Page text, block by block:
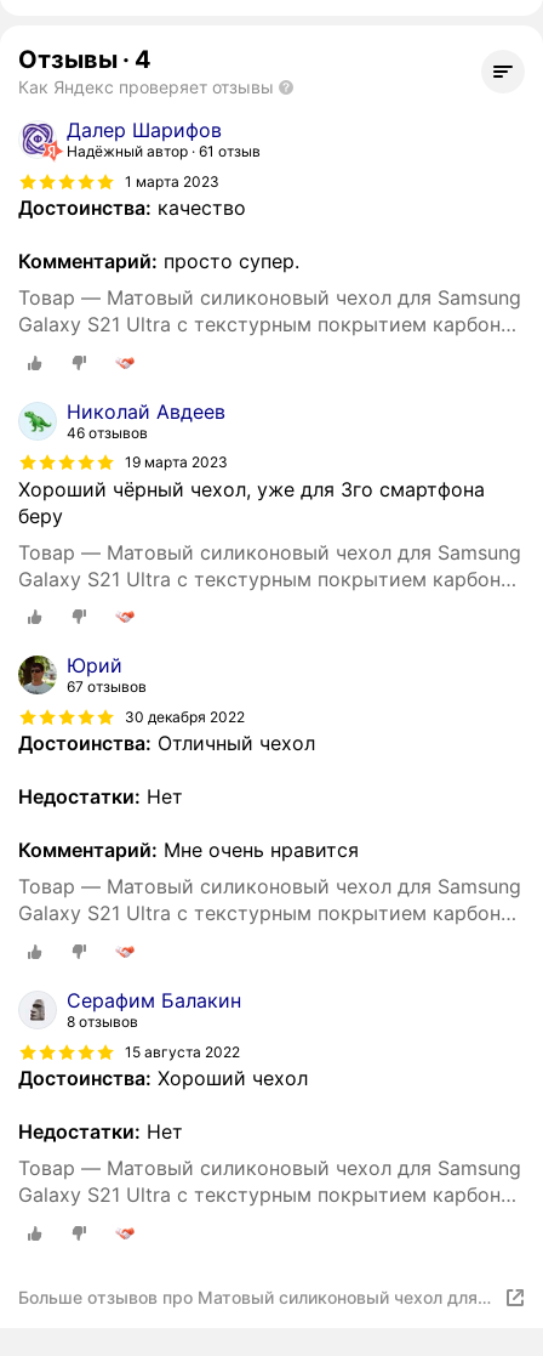
Отзывы · 4
Как Яндекс проверяет отзывы
Далер Шарифов
Надёжный автор 61 отзыв
1 марта 2023
Достоинства: качество
Комментарий: просто супер.
Товар — Матовый силиконовый чехол для Samsung
Galaxy S21 Ultra с текстурным покрытием карбон
черный
Николай Авдеев
46 отзывов
19 марта 2023
Хороший чёрный чехол, уже для 3го смартфона
беру
Товар — Матовый силиконовый чехол для Samsung
Galaxy S21 Ultra с текстурным покрытием карбон
черный
Юрий
67 отзывов
30 декабря 2022
Достоинства: Отличный чехол
Недостатки: Нет
Комментарий: Мне очень нравится
Товар — Матовый силиконовый чехол для Samsung
Galaxy S21 Ultra с текстурным покрытием карбон
черный
Серафим Балакин
8 отзывов
15 августа 2022
Достоинства: Хороший чехол
Недостатки: Нет
Товар — Матовый силиконовый чехол для Samsung
Galaxy S21 Ultra с текстурным покрытием карбон
черный
Больше отзывов про Матовый силиконовый чехол для